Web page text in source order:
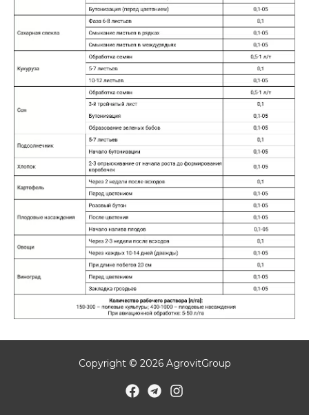
Copyright © 2026 AgrovitGroup